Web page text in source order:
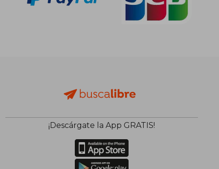
¡Descárgate la App GRATIS!